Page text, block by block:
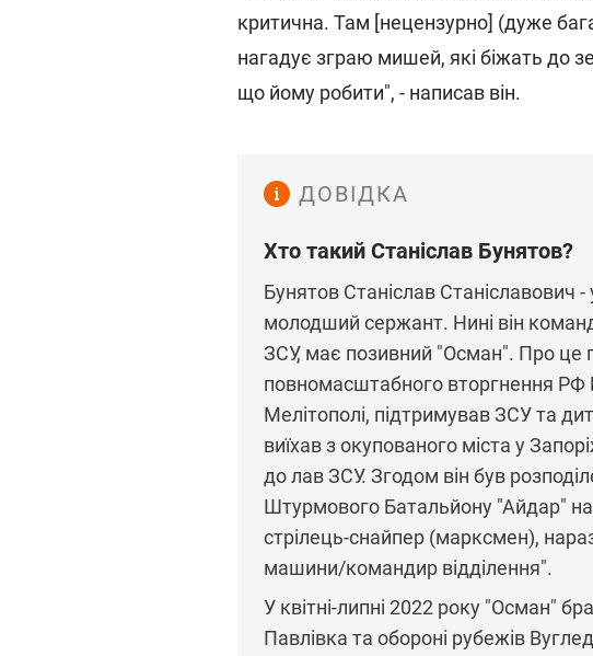
критична. Там [нецензурно] (дуже
нагадує зграю мишей, які біжать до
що йому робити", - написав він.
ДОВІДКА
Хто такий Станіслав Бунятов?
Бунятов Станіслав Станіславович -
молодший сержант. Нині він
ЗСУ, має позивний "Осман". Про це
повномасштабного вторгнення РФ
Мелітополі, підтримував ЗСУ та
виїхав з окупованого міста у
до лав ЗСУ. Згодом він був
Штурмового Батальйону "Айдар"
стрілець-снайпер (марксмен),
машини/командир відділення".
У квітні-липні 2022 року "Осман"
Павлівка та обороні рубежів